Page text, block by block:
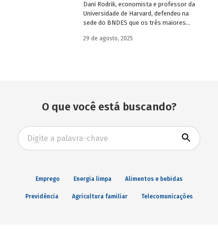
(BID), Inter-American Foundation e
Women’s World Banking.
Dani Rodrik, economista e professor da
Universidade de Harvard, defendeu na
sede do BNDES que os três maiores
restauração da classe média e redução da
29 de agosto, 2025
O que você está buscando?
Busca avançada
Emprego Energia limpa Alimentos e bebidas
Previdência Agricultura familiar Telecomunicações